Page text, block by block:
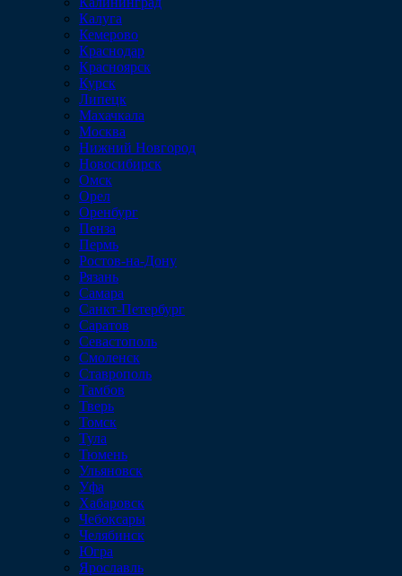
Калуга
Кемерово
Краснодар
Красноярск
Курск
Липецк
Махачкала
Москва
Нижний Новгород
Новосибирск
Омск
Орел
Оренбург
Пенза
Пермь
Ростов-на-Дону
Рязань
Самара
Санкт-Петербург
Саратов
Севастополь
Смоленск
Ставрополь
Тамбов
Тверь
Томск
Тула
Тюмень
Ульяновск
Уфа
Хабаровск
Чебоксары
Челябинск
Югра
Ярославль